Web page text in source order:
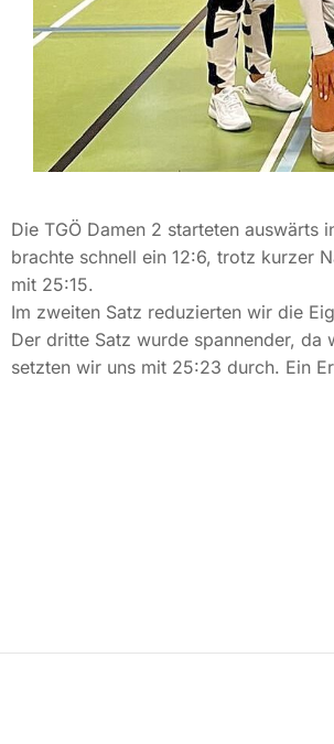
Die TGÖ Damen 2 starteten auswärts
brachte schnell ein 12:6, trotz kurzer
mit 25:15.
Im zweiten Satz reduzierten wir die
Der dritte Satz wurde spannender,
setzten wir uns mit 25:23 durch. Ein